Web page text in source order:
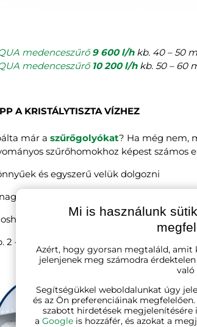
medenceszűrő9 600 l/hkb. 40 – 50
medenceszűrő 10 200 l/hkb. 50 – 60
A KRISTÁLYTISZTA VÍZHEZ
már a szűrőgolyókat? Ha még nem,
szűrőhomokhoz képest számos
és egyszerű velük dolgozni
apró szennyeződéseket is felfogják
2 – 5 évig használhatók
Mi is használunk
Azért, hogy gyorsan megtaláld, amit
jelenjenek meg számodra
való
Segítségükkel weboldalunkat úgy
és az Ön preferenciáinak
szabott hirdetések megjelenítésére
a Googleis hozzáfér, és azokat a